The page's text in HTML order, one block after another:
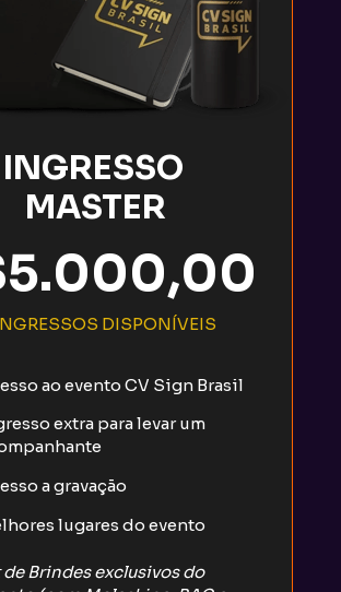
INGRESSO
MASTER
DISPONÍVEIS
ao evento CV Sign Brasil
extra para levar um
a gravação
lugares do evento
de Brindes exclusivos do